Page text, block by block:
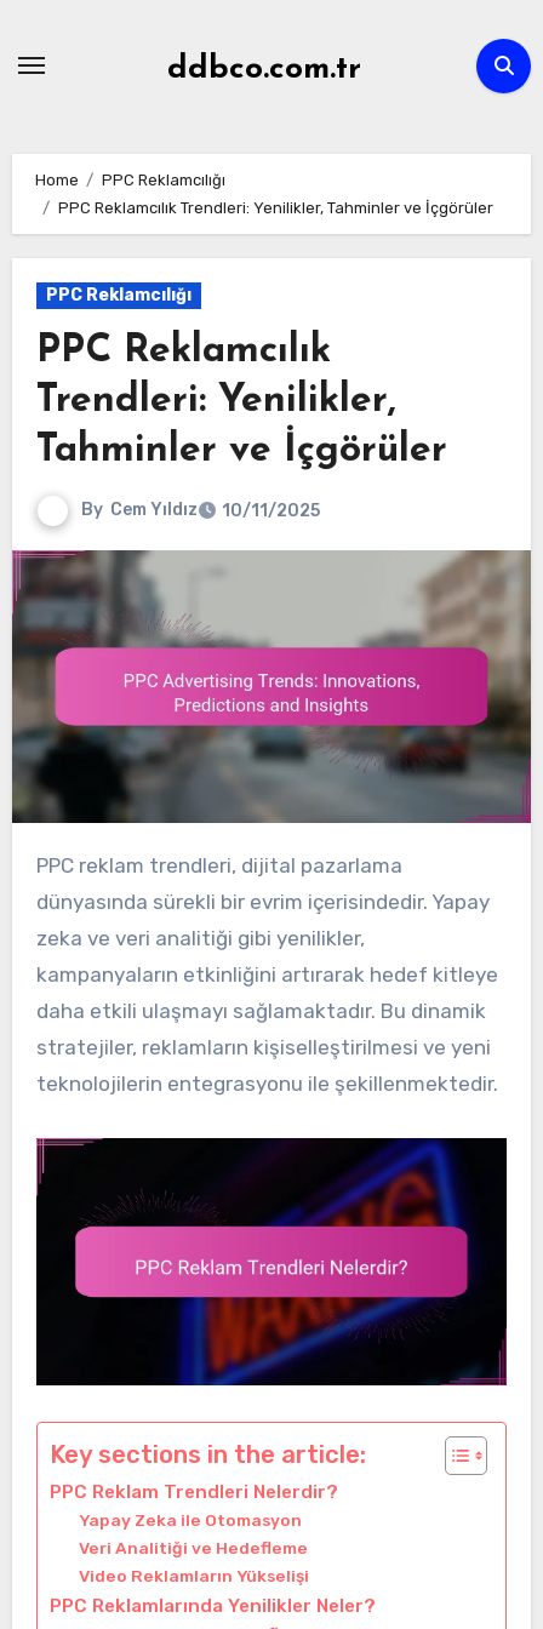
ddbco.com.tr
Home
PPC Reklamcılığı
PPC Reklamcılık Trendleri: Yenilikler, Tahminler ve İçgörüler
PPC Reklamcılığı
PPC Reklamcılık
Trendleri: Yenilikler,
Tahminler ve İçgörüler
By Cem Yıldız 10/11/2025
PPC reklam trendleri, dijital pazarlama
dünyasında sürekli bir evrim içerisindedir. Yapay
zeka ve veri analitiği gibi yenilikler,
kampanyaların etkinliğini artırarak hedef kitleye
daha etkili ulaşmayı sağlamaktadır. Bu dinamik
stratejiler, reklamların kişiselleştirilmesi ve yeni
teknolojilerin entegrasyonu ile şekillenmektedir.
Key sections in the article:
PPC Reklam Trendleri Nelerdir?
Yapay Zeka ile Otomasyon
Veri Analitiği ve Hedefleme
Video Reklamların Yükselişi
PPC Reklamlarında Yenilikler Neler?